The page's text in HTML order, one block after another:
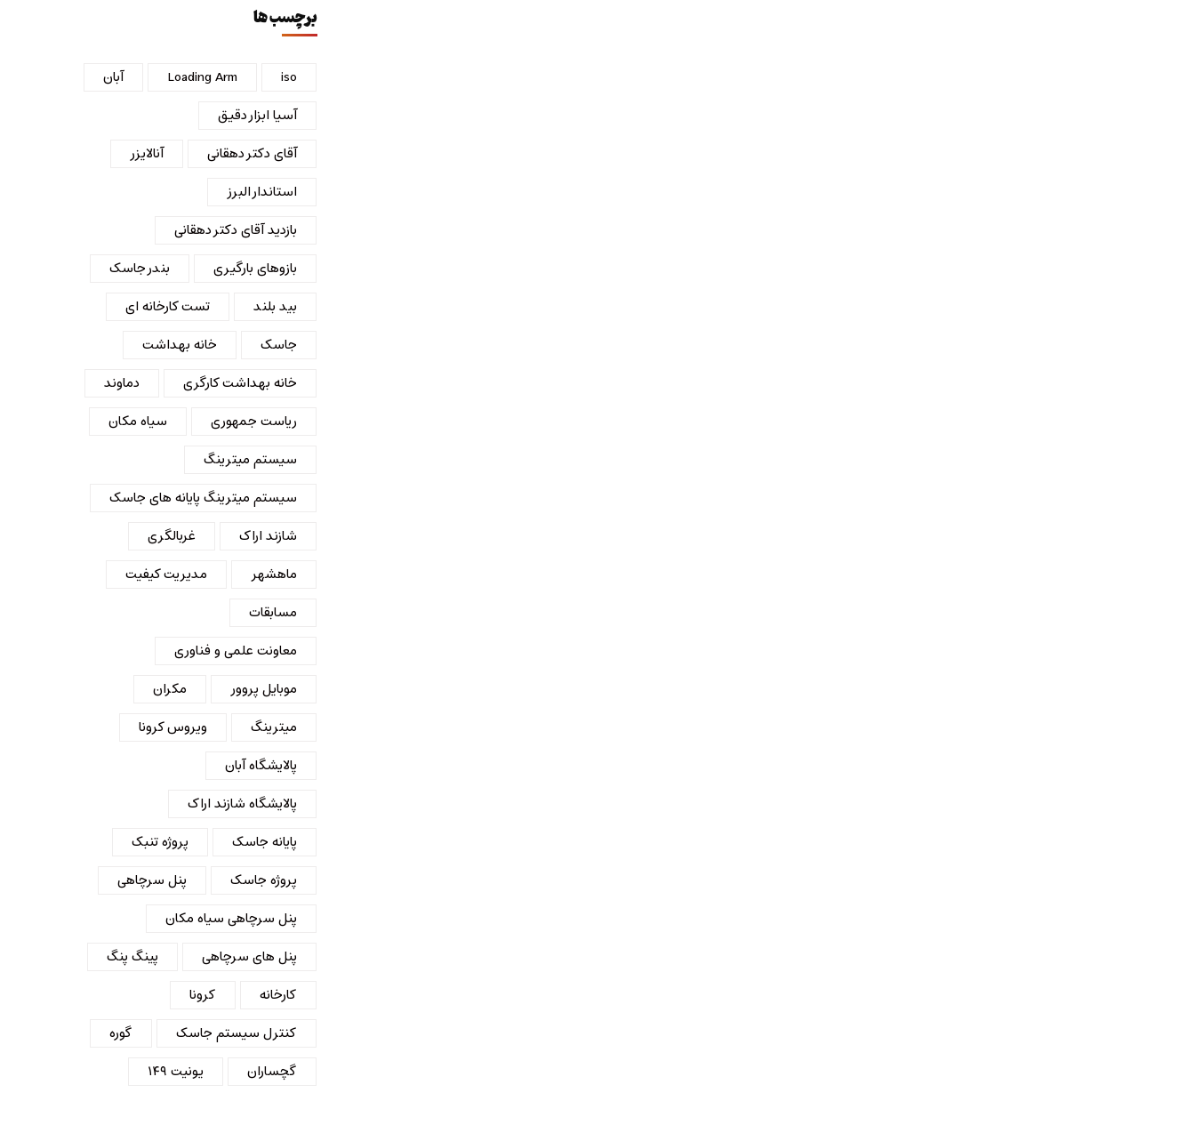
برچسب ها
iso
Loading Arm
آبان
آسیا ابزار دقیق
آقای دکتر دهقانی
آنالایزر
استاندار البرز
بازدید آقای دکتر دهقانی
بازوهای بارگیری
بندر جاسک
بید بلند
تست کارخانه ای
جاسک
خانه بهداشت
خانه بهداشت کارگری
دماوند
ریاست جمهوری
سیاه مکان
سیستم میترینگ
سیستم میترینگ پایانه های جاسک
شازند اراک
غربالگری
ماهشهر
مدیریت کیفیت
مسابقات
معاونت علمی و فناوری
موبایل پروور
مکران
میترینگ
ویروس کرونا
پالایشگاه آبان
پالایشگاه شازند اراک
پایانه جاسک
پروژه تنبک
پروژه جاسک
پنل سرچاهی
پنل سرچاهی سیاه مکان
پنل های سرچاهی
پینگ پنگ
کارخانه
کرونا
کنترل سیستم جاسک
گوره
گچساران
یونیت ۱۴۹